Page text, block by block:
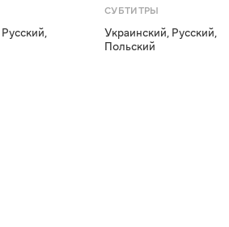
Русский,
СУБТИТРЫ
Украинский, Русский,
Польский